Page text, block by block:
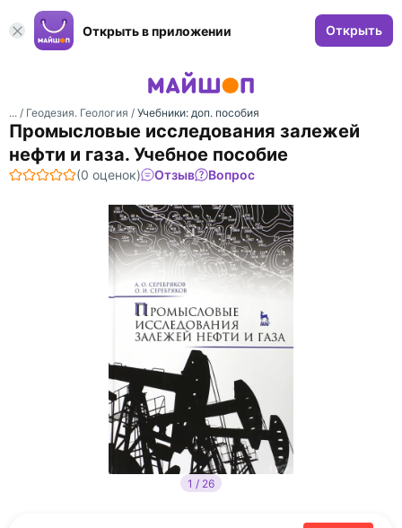
Открыть в приложении Открыть
... / Геодезия. Геология / Учебники: доп. пособия
Промысловые исследования залежей
нефти и газа. Учебное пособие
(0 оценок) Отзыв Вопрос
1 / 26